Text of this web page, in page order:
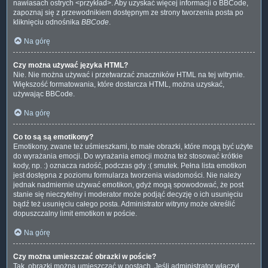
nawiasach ostrych <przykład>. Aby uzyskać więcej informacji o BBCode,
zapoznaj się z przewodnikiem dostępnym ze strony tworzenia posta po
kliknięciu odnośnika BBCode.
Na górę
Czy można używać języka HTML?
Nie. Nie można używać i przetwarzać znaczników HTML na tej witrynie.
Większość formatowania, które dostarcza HTML, można uzyskać,
używając BBCode.
Na górę
Co to są są emotikony?
Emotikony, zwane też uśmieszkami, to małe obrazki, które mogą być użyte
do wyrażania emocji. Do wyrażania emocji można też stosować krótkie
kody, np. :) oznacza radość, podczas gdy :( smutek. Pełna lista emotikon
jest dostępna z poziomu formularza tworzenia wiadomości. Nie należy
jednak nadmiernie używać emotikon, gdyż mogą spowodować, że post
stanie się nieczytelny i moderator może podjąć decyzję o ich usunięciu
bądź też usunięciu całego posta. Administrator witryny może określić
dopuszczalny limit emotikon w poście.
Na górę
Czy można umieszczać obrazki w poście?
Tak, obrazki można umieszczać w postach. Jeśli administrator włączył